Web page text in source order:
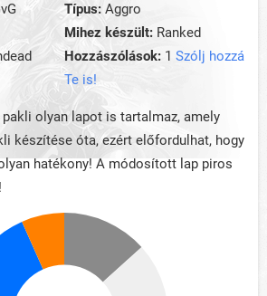
Típus: Aggro
Mihez készült: Ranked
Hozzászólások: 1 Szólj hozzá
Te is!
pakli olyan lapot is tartalmaz, amely
készítése óta, ezért előfordulhat, hogy
hatékony! A módosított lap piros